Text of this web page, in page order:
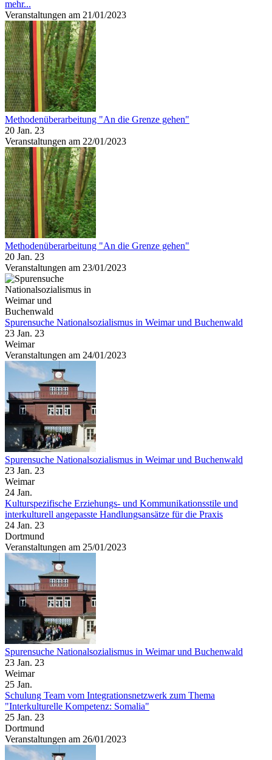
mehr...
Veranstaltungen am 21/01/2023
Methodenüberarbeitung "An die Grenze gehen"
20 Jan. 23
Veranstaltungen am 22/01/2023
Methodenüberarbeitung "An die Grenze gehen"
20 Jan. 23
Veranstaltungen am 23/01/2023
Spurensuche Nationalsozialismus in Weimar und Buchenwald
23 Jan. 23
Weimar
Veranstaltungen am 24/01/2023
Spurensuche Nationalsozialismus in Weimar und Buchenwald
23 Jan. 23
Weimar
24 Jan.
Kulturspezifische Erziehungs- und Kommunikationsstile und
interkulturell angepasste Handlungsansätze für die Praxis
24 Jan. 23
Dortmund
Veranstaltungen am 25/01/2023
Spurensuche Nationalsozialismus in Weimar und Buchenwald
23 Jan. 23
Weimar
25 Jan.
Schulung Team vom Integrationsnetzwerk zum Thema
"Interkulturelle Kompetenz: Somalia"
25 Jan. 23
Dortmund
Veranstaltungen am 26/01/2023